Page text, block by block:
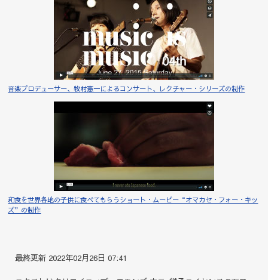
音楽プロデューサー、牧村憲一によるコンサート、レクチャー・シリーズの制作
和食を世界各地の子供に食べてもらうショート・ムービー“オマカセ・フォー・キッ
ズ”の制作
最終更新 2022年02月26日 07:41